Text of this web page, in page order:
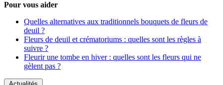
Pour vous aider
Quelles alternatives aux traditionnels bouquets de fleurs de
deuil ?
Fleurs de deuil et crématoriums : quelles sont les règles à
suivre ?
Fleurir une tombe en hiver : quelles sont les fleurs qui ne
gèlent pas ?